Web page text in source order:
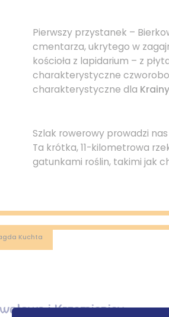
Pierwszy przystanek –
cmentarza, ukrytego w
kościoła z lapidarium – z
charakterystyczne
charakterystyczne dla
Szlak rowerowy prowadzi nas
Ta krótka, 11-kilometrowa
gatunkami roślin, takimi jak
Kuchta
i Krzemienicy